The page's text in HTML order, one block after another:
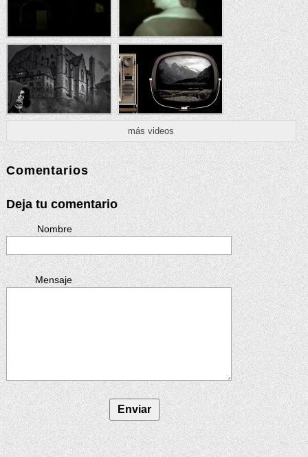
más videos
Comentarios
Deja tu comentario
Nombre
Mensaje